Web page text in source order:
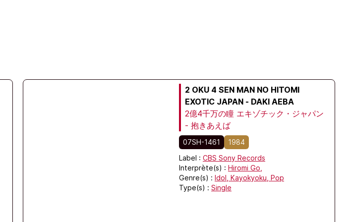
2 OKU 4 SEN MAN NO HITOMI
EXOTIC JAPAN - DAKI AEBA
2億4千万の瞳 エキゾチック・ジャパン
- 抱きあえば
07SH-1461
1984
Label : CBS Sony Records
Interprète(s) : Hiromi Go,
Genre(s) : Idol, Kayokyoku, Pop
Type(s) : Single